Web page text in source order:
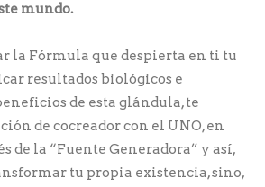
mundo.
la Fórmula que despierta en ti tu
resultados biológicos e
de esta glándula, te
de cocreador con el UNO, en
de la “Fuente Generadora” y así,
tu propia existencia, sino,